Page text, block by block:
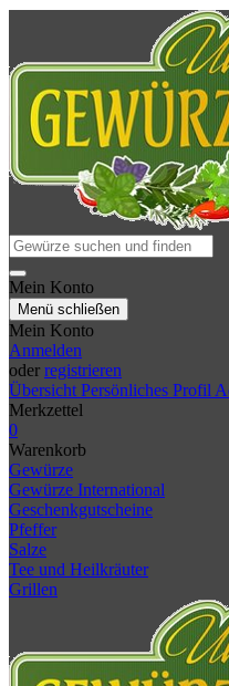
Mein Konto
Menü schließen
Mein Konto
Anmelden
oder registrieren
Übersicht Persönliches Profil
Merkzettel
0
Warenkorb
Gewürze
Gewürze International
Geschenkgutscheine
Pfeffer
Salze
Tee und Heilkräuter
Grillen